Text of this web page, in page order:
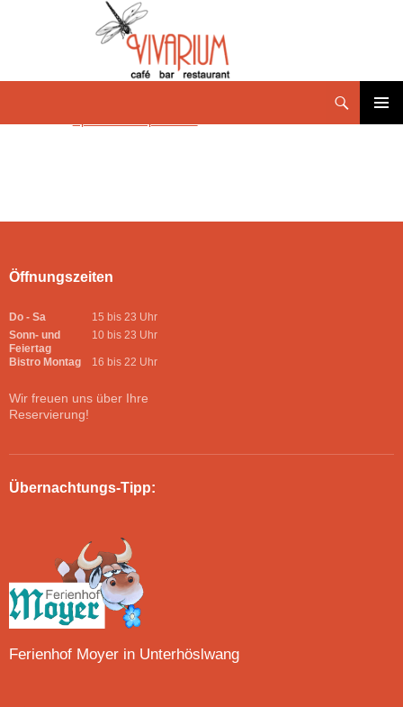
Öffnungszeiten
Do - Sa
15 bis 23 Uhr
Sonn- und
Feiertag
10 bis 23 Uhr
Bistro Montag 16 bis 22 Uhr
Wir freuen uns über Ihre
Reservierung!
Übernachtungs-Tipp:
Ferienhof Moyer in Unterhöslwang